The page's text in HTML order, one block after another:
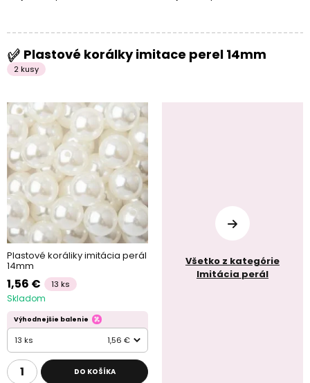
Plastové korálky imitace perel 14mm
2 kusy
Plastové koráliky imitácia perál
14mm
1,56 € 13 ks
Skladom
Výhodnejšie balenie
13 ks 1,56 €
DO KOŠÍKA
Všetko z kategórie
Imitácia perál